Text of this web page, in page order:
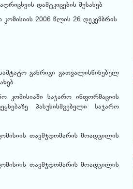
დამტკიცების შესახებ
2006 წლის 26 დეკემბრის
განრიგი გათვალისწინებულ
კომისიაში საჯარო ინფორმაციის
პასუხისმგებელი საჯარო
თავმჯდომარის მოადგილის
თავმჯდომარის მოადგილის